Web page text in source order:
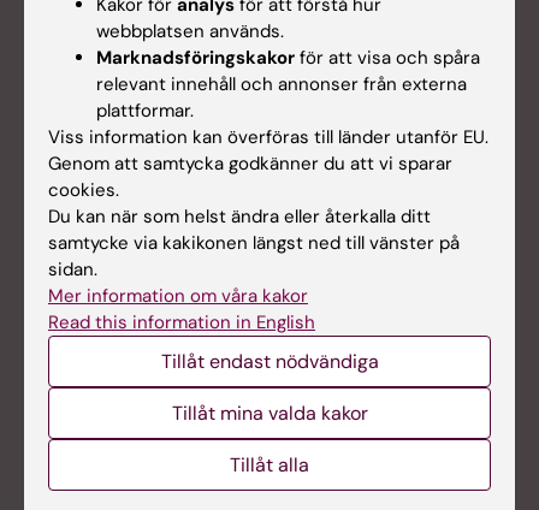
Seminariet äger rum onsdagen den 26 augusti kl. 14.00 i
Ragnar Granit (Biomedicum, Campus Solna).
Seminarium: "Celltyper och tillstånd vid kronisk
smärta"
2026-08-27
Välkommen till ett seminarium med William Renthal,
Harvard Medical Schhol, USA, torsdagen den 27 augusti
2026 kl. 15.00 i Biomedicum.
Disputation: Prach Techameena
2026-08-28
"Molecular Mechanisms of Pain
Chronification"Välkommen till Prach Techameenas
disputation fredagen den 28 augusti 2026, i
Petrénsalen, KI Campus Solna.
Kakor för analys för att förstå hur
webbplatsen används.
Marknadsföringskakor för att visa och spåra
relevant innehåll och annonser från externa
plattformar.
Viss information kan överföras till länder utanför EU.
Genom att samtycka godkänner du att vi sparar
cookies.
Du kan när som helst ändra eller återkalla ditt
samtycke via kakikonen längst ned till vänster på
sidan.
Mer information om våra kakor
Read this information in English
Tillåt endast nödvändiga
Tillåt mina valda kakor
Tillåt alla